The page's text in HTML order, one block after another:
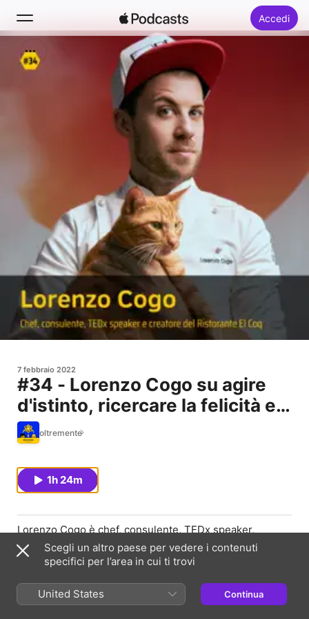
Accedi
Cerca
7 febbraio 2022
#34 - Lorenzo Cogo su agire
d'istinto, ricercare la felicità e
diventare il più giovane chef
stellato in Italia
oltremente
1h 24m
Lorenzo Cogo è chef, consulente, TEDx speaker,
creatore del Ristorante El Coq, di Lorenzo Cogo Social
Club e di FoodColor. Lorenzo è stato per anni il più
giovane chef stellato in Italia. Segui Lorenzo su
Instragram sul suo profilo personale.
Seguici su:
Scegli un altro paese per vedere i contenuti
specifici per l’area in cui ti trovi
United States Continua